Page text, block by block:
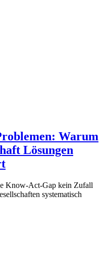
Warum
Lösungen
Know-Act-Gap kein Zufall
systematisch